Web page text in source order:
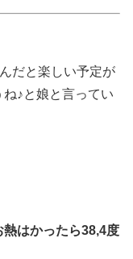
だと楽しい予定が
♪と娘と言ってい
はかったら38,4度